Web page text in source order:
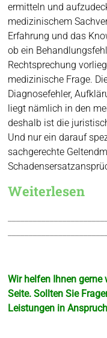
ermitteln und
medizinischem
Erfahrung und das
ob ein
Rechtsprechung
medizinische Frage.
Diagnosefehler,
liegt nämlich in den
deshalb ist die
Und nur ein darauf
sachgerechte
Weiterlesen
Wir helfen Ihnen gerne
Seite. Sollten Sie
Leistungen in